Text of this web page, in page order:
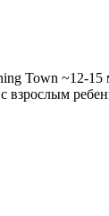
Town ~12-